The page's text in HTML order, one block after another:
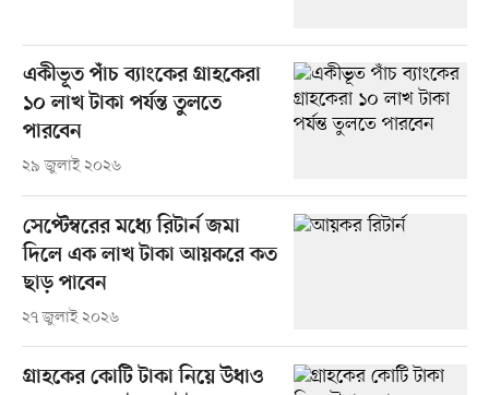
একীভূত পাঁচ ব্যাংকের গ্রাহকেরা
১০ লাখ টাকা পর্যন্ত তুলতে
পারবেন
২৯ জুলাই ২০২৬
সেপ্টেম্বরের মধ্যে রিটার্ন জমা
দিলে এক লাখ টাকা আয়করে কত
ছাড় পাবেন
২৭ জুলাই ২০২৬
গ্রাহকের কোটি টাকা নিয়ে উধাও